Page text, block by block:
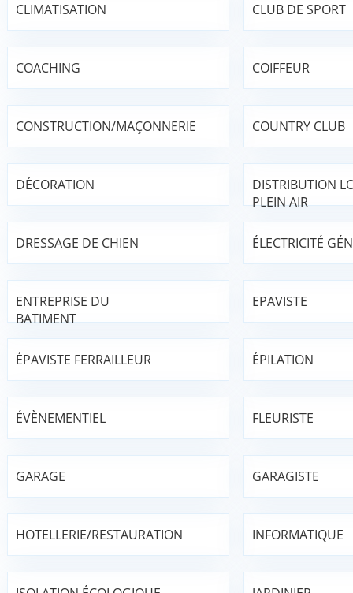
CLIMATISATION CLUB DE SPORT
COACHING COIFFEUR
CONSTRUCTION/MAÇONNERIE COUNTRY CLUB
DÉCORATION
DISTRIBUTION
PLEIN AIR
DRESSAGE DE CHIEN ÉLECTRICITÉ
ENTREPRISE DU
BATIMENT
EPAVISTE
ÉPAVISTE FERRAILLEUR ÉPILATION
ÉVÈNEMENTIEL FLEURISTE
GARAGE GARAGISTE
HOTELLERIE/RESTAURATION INFORMATIQUE